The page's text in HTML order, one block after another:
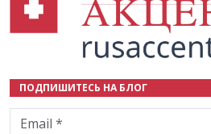
ПОДПИШИТЕСЬ НА БЛОГ
Email